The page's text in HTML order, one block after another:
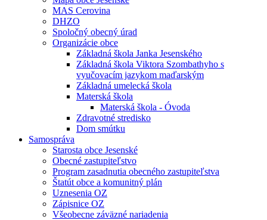
MAS Cerovina
DHZO
Spoločný obecný úrad
Organizácie obce
Základná škola Janka Jesenského
Základná škola Viktora Szombathyho s
vyučovacím jazykom maďarským
Základná umelecká škola
Materská škola
Materská škola - Óvoda
Zdravotné stredisko
Dom smútku
Samospráva
Starosta obce Jesenské
Obecné zastupiteľstvo
Program zasadnutia obecného zastupiteľstva
Štatút obce a komunitný plán
Uznesenia OZ
Zápisnice OZ
Všeobecne záväzné nariadenia